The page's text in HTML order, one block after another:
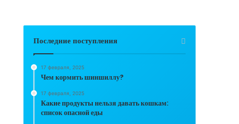
Последние поступления
17 февраля, 2025
Чем кормить шиншиллу?
17 февраля, 2025
Какие продукты нельзя давать кошкам:
список опасной еды